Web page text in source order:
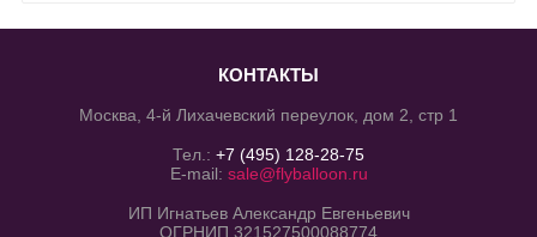
КОНТАКТЫ
Москва, 4-й Лихачевский переулок, дом 2, стр 1
Тел.: +7 (495) 128-28-75
E-mail: sale@flyballoon.ru
ИП Игнатьев Александр Евгеньевич
ОГРНИП 321527500088774